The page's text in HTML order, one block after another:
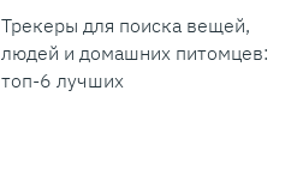
Трекеры для поиска вещей,
людей и домашних питомцев:
топ-6 лучших